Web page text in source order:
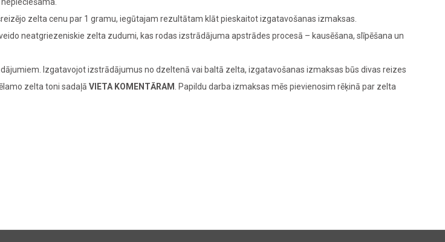
zelta cenu par 1 gramu, iegūtajam rezultātam klāt pieskaitot izgatavošanas izmaksas.
neatgriezeniskie zelta zudumi, kas rodas izstrādājuma apstrādes procesā – kausēšana, slīpēšana un
Izgatavojot izstrādājumus no dzeltenā vai baltā zelta, izgatavošanas izmaksas būs divas reizes
zelta toni sadaļā VIETA KOMENTĀRAM . Papildu darba izmaksas mēs pievienosim rēķinā par zelta